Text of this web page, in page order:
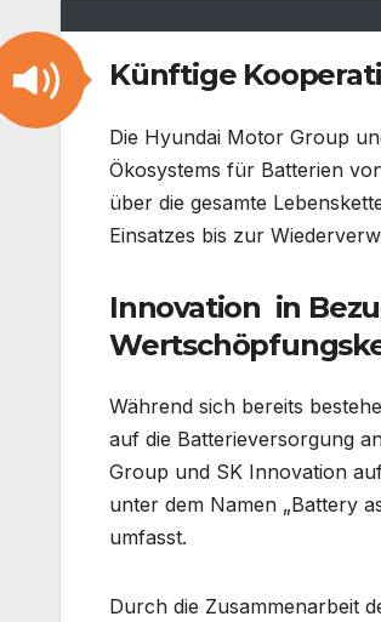
Künftige
Die Hyundai Motor Group
Ökosystems für Batterien
über die gesamte
Einsatzes bis zur
Innovation in
Während sich bereits
auf die Batterieversorgung
Group und SK Innovation
unter dem Namen „Battery
umfasst.
Durch die Zusammenarbeit